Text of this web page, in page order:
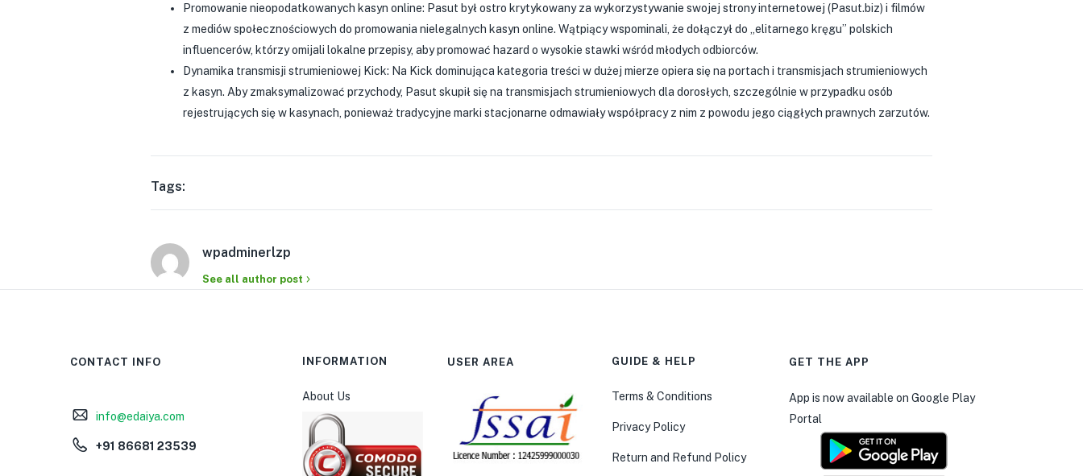
Promowanie nieopodatkowanych kasyn online: Pasut był ostro krytykowany za wykorzystywanie swojej strony internetowej (Pasut.biz) i filmów
z mediów społecznościowych do promowania nielegalnych kasyn online. Wątpiący wspominali, że dołączył do „elitarnego kręgu” polskich
influencerów, którzy omijali lokalne przepisy, aby promować hazard o wysokie stawki wśród młodych odbiorców.
Dynamika transmisji strumieniowej Kick: Na Kick dominująca kategoria treści w dużej mierze opiera się na portach i transmisjach strumieniowych
z kasyn. Aby zmaksymalizować przychody, Pasut skupił się na transmisjach strumieniowych dla dorosłych, szczególnie w przypadku osób
rejestrujących się w kasynach, ponieważ tradycyjne marki stacjonarne odmawiały współpracy z nim z powodu jego ciągłych prawnych zarzutów.
Tags:
wpadminerlzp
See all author post
CONTACT INFO
info@edaiya.com
+91 86681 23539
INFORMATION
About Us
USER AREA GUIDE & HELP
Terms & Conditions
Privacy Policy
Return and Refund Policy
GET THE APP
App is now available on Google Play
Portal